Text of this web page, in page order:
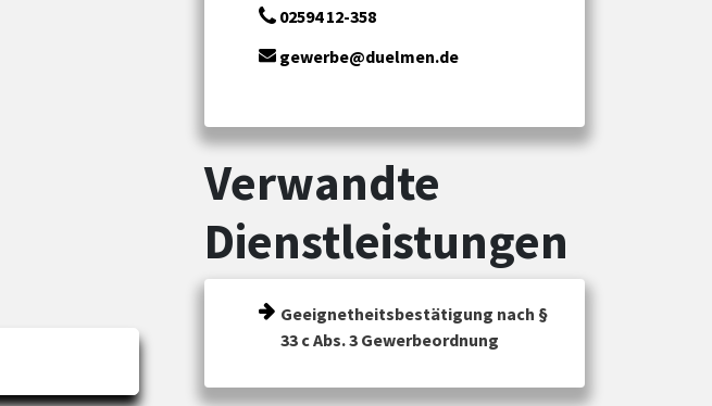
02594 12-358
gewerbe@duelmen.de
Verwandte
Dienstleistungen
Geeignetheitsbestätigung nach §
33 c Abs. 3 Gewerbeordnung